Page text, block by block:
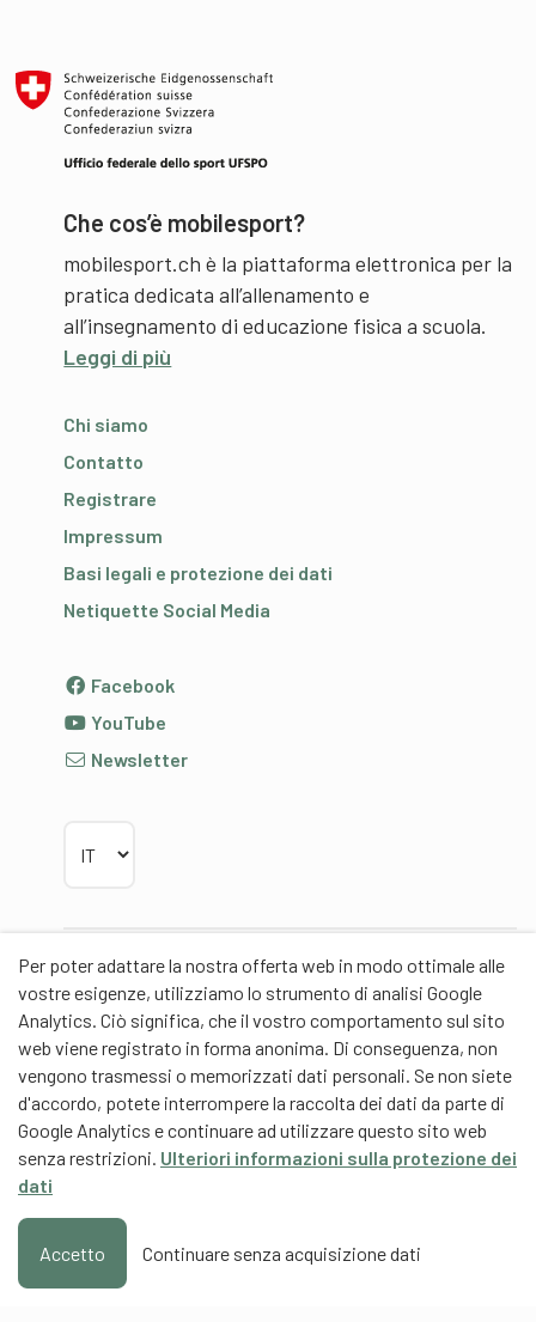
Per poter adattare la nostra offerta web in modo ottimale alle
vostre esigenze, utilizziamo lo strumento di analisi Google
Analytics. Ciò significa, che il vostro comportamento sul sito
web viene registrato in forma anonima. Di conseguenza, non
vengono trasmessi o memorizzati dati personali. Se non siete
d'accordo, potete interrompere la raccolta dei dati da parte di
Google Analytics e continuare ad utilizzare questo sito web
senza restrizioni. Ulteriori informazioni sulla protezione dei
dati
Accetto Continuare senza acquisizione dati
Che cos’è mobilesport?
mobilesport.ch è la piattaforma elettronica per la
pratica dedicata all’allenamento e
all’insegnamento di educazione fisica a scuola.
Leggi di più
Chi siamo
Contatto
Registrare
Impressum
Basi legali e protezione dei dati
Netiquette Social Media
Facebook
YouTube
Newsletter
Partner
Partner di contenuti
Scuola universitaria federale dello Sport Macolin